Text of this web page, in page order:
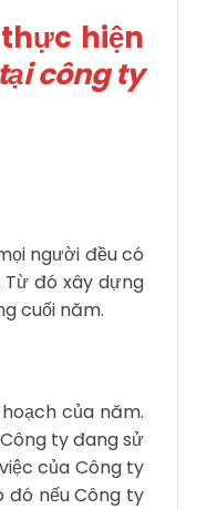
hiện
công ty
người đều có
đó xây dựng
cuối năm.
của năm.
ty đang sử
của Công ty
đó nếu Công ty